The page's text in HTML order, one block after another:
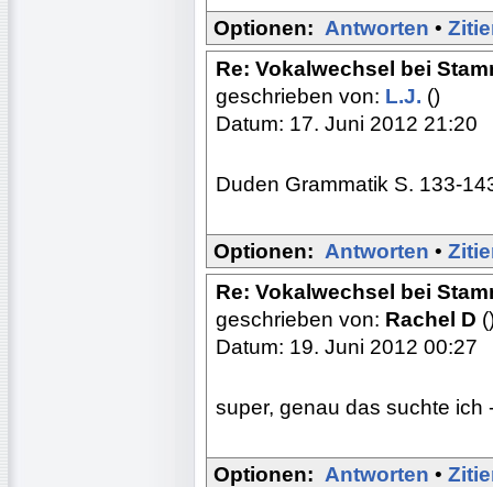
Optionen: Antworten •
Re: Vokalwechsel bei
geschrieben von: L.J. ()
Datum: 17. Juni 2012 21:20
Duden Grammatik S. 133-
Optionen: Antworten •
Re: Vokalwechsel bei
geschrieben von: Rachel D
Datum: 19. Juni 2012 00:27
super, genau das suchte ich
Optionen: Antworten •